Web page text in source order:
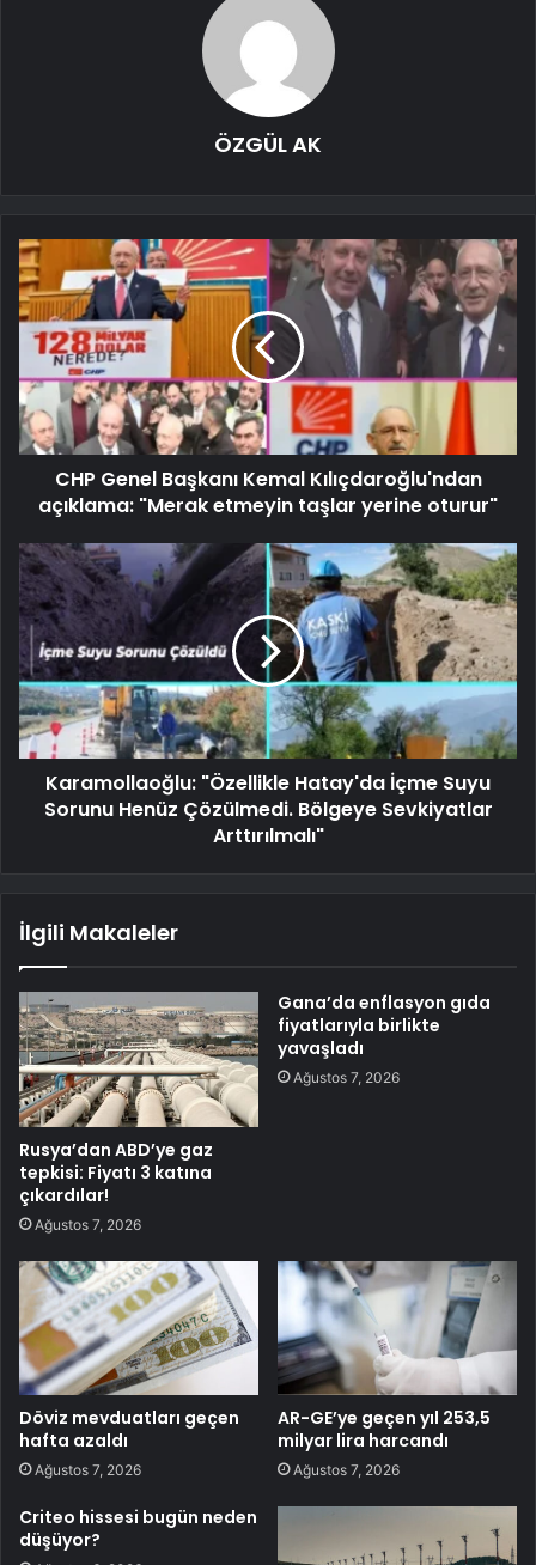
ÖZGÜL AK
CHP Genel Başkanı Kemal Kılıçdaroğlu'ndan
açıklama: "Merak etmeyin taşlar yerine oturur"
Karamollaoğlu: "Özellikle Hatay'da İçme Suyu
Sorunu Henüz Çözülmedi. Bölgeye Sevkiyatlar
Arttırılmalı"
İlgili Makaleler
Rusya’dan ABD’ye gaz
tepkisi: Fiyatı 3 katına
çıkardılar!
Ağustos 7, 2026
Gana’da enflasyon gıda
fiyatlarıyla birlikte
yavaşladı
Ağustos 7, 2026
Döviz mevduatları geçen
hafta azaldı
Ağustos 7, 2026
AR-GE’ye geçen yıl 253,5
milyar lira harcandı
Ağustos 7, 2026
Criteo hissesi bugün neden
düşüyor?